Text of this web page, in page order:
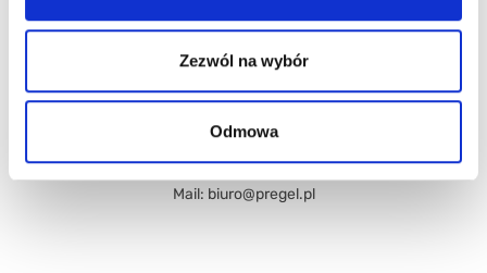
Zezwól na wybór
Odmowa
PREGEL Polska sp. z.o.o.
95-030 Rzgów k/ Łodzi Ul. Brzozowa 9
Telefon: 42 214 22 22
Fax: 42 214 11 77
Mail: biuro@pregel.pl